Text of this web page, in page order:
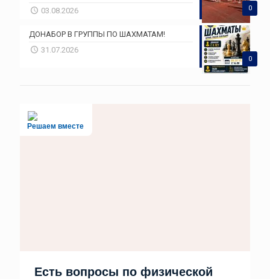
0
03.08.2026
0
ДОНАБОР В ГРУППЫ ПО ШАХМАТАМ!
31.07.2026
Решаем вместе
Есть вопросы по физической